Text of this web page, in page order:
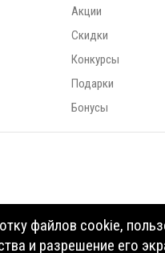
Акции
Скидки
Конкурсы
Подарки
Бонусы
файлов cookie,
и разрешение его